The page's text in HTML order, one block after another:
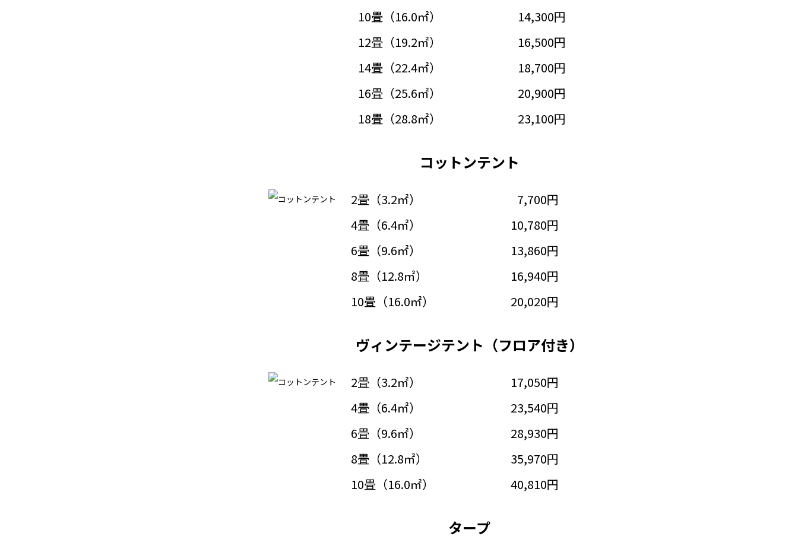
10畳（16.0㎡）
14,300円
12畳（19.2㎡）
16,500円
14畳（22.4㎡）
18,700円
16畳（25.6㎡）
20,900円
18畳（28.8㎡）
23,100円
コットンテント
2畳（3.2㎡）
7,700円
4畳（6.4㎡）
10,780円
6畳（9.6㎡）
13,860円
8畳（12.8㎡）
16,940円
10畳（16.0㎡）
20,020円
ヴィンテージテント（フロア付き）
2畳（3.2㎡）
17,050円
4畳（6.4㎡）
23,540円
6畳（9.6㎡）
28,930円
8畳（12.8㎡）
35,970円
10畳（16.0㎡）
40,810円
タープ